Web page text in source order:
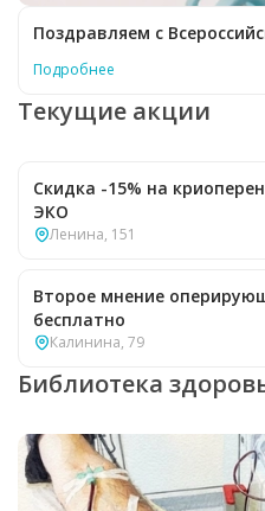
Поздравляем с
Подробнее
Текущие акции
Скидка -15% на
ЭКО
Ленина, 151
Второе мнение
бесплатно
Калинина, 79
Библиотека